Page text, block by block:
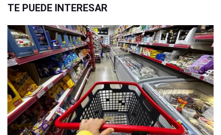
TE PUEDE INTERESAR